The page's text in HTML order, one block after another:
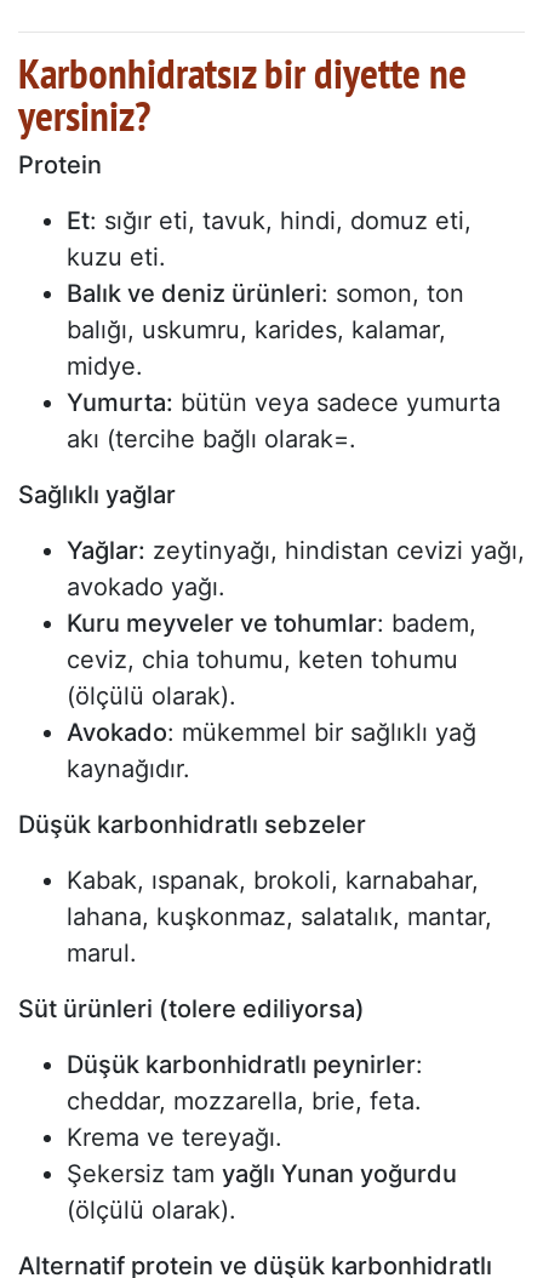
Karbonhidratsız bir diyette ne
yersiniz?
Protein
Et: sığır eti, tavuk, hindi, domuz eti,
kuzu eti.
Balık ve deniz ürünleri: somon, ton
balığı, uskumru, karides, kalamar,
midye.
Yumurta: bütün veya sadece yumurta
akı (tercihe bağlı olarak=.
Sağlıklı yağlar
Yağlar: zeytinyağı, hindistan cevizi yağı,
avokado yağı.
Kuru meyveler ve tohumlar: badem,
ceviz, chia tohumu, keten tohumu
(ölçülü olarak).
Avokado: mükemmel bir sağlıklı yağ
kaynağıdır.
Düşük karbonhidratlı sebzeler
Kabak, ıspanak, brokoli, karnabahar,
lahana, kuşkonmaz, salatalık, mantar,
marul.
Süt ürünleri (tolere ediliyorsa)
Düşük karbonhidratlı peynirler:
cheddar, mozzarella, brie, feta.
Krema ve tereyağı.
Şekersiz tam yağlı Yunan yoğurdu
(ölçülü olarak).
Alternatif protein ve düşük karbonhidratlı